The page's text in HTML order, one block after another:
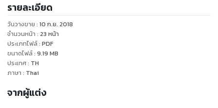
ไม่มีความสำเร็จใดมาง่ายๆ ถ้าปราศจากการไขว่คว้า ขอให้คุณ
ประสบความสำเร็จในอาชีพนักเขียน และมีรายได้ประจำจากการ
เขียนหนังสือคะ
รายละเอียด
วันวางขาย : 10 ก.ย. 2018
จำนวนหน้า : 23 หน้า
ประเภทไฟล์: PDF
ขนาดไฟล์: 9.19 MB
ประเทศ: TH
ภาษา : Thai
จากผู้แต่ง